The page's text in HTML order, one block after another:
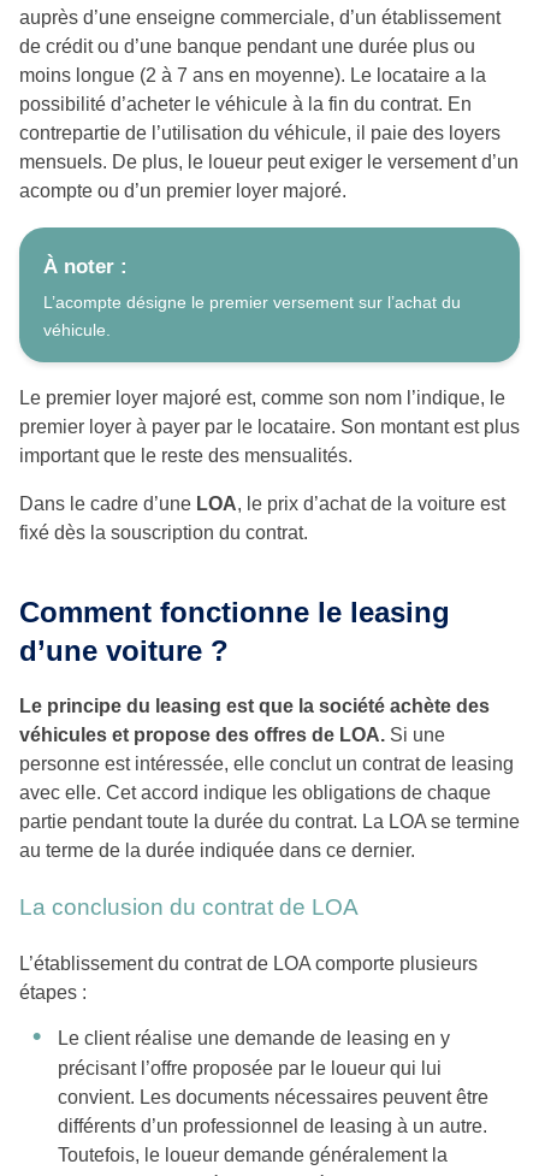
auprès d’une enseigne commerciale, d’un établissement
de crédit ou d’une banque pendant une durée plus ou
moins longue (2 à 7 ans en moyenne). Le locataire a la
possibilité d’acheter le véhicule à la fin du contrat. En
contrepartie de l’utilisation du véhicule, il paie des loyers
mensuels. De plus, le loueur peut exiger le versement d’un
acompte ou d’un premier loyer majoré.
À noter :
L’acompte désigne le premier versement sur l’achat du
véhicule.
Le premier loyer majoré est, comme son nom l’indique, le
premier loyer à payer par le locataire. Son montant est plus
important que le reste des mensualités.
Dans le cadre d’une LOA, le prix d’achat de la voiture est
fixé dès la souscription du contrat.
Comment fonctionne le leasing
d’une voiture ?
Le principe du leasing est que la société achète des
véhicules et propose des offres de LOA. Si une
personne est intéressée, elle conclut un contrat de leasing
avec elle. Cet accord indique les obligations de chaque
partie pendant toute la durée du contrat. La LOA se termine
au terme de la durée indiquée dans ce dernier.
La conclusion du contrat de LOA
L’établissement du contrat de LOA comporte plusieurs
étapes :
Le client réalise une demande de leasing en y
précisant l’offre proposée par le loueur qui lui
convient. Les documents nécessaires peuvent être
différents d’un professionnel de leasing à un autre.
Toutefois, le loueur demande généralement la